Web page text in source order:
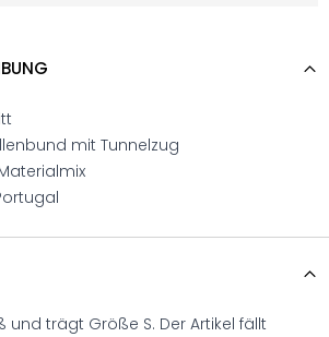
mit Tunnelzug
und trägt Größe S. Der Artikel fällt